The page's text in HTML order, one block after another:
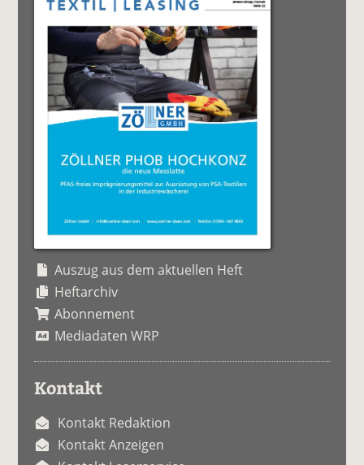
Auszug aus dem aktuellen Heft
Heftarchiv
Abonnement
Mediadaten WRP
Kontakt
Kontakt Redaktion
Kontakt Anzeigen